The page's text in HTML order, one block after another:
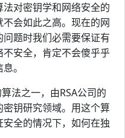
对密钥学和网络安全的
会如此之高。现在的网
题时我们必需要保证有
安全，肯定不会傻乎乎
。
法之一，由RSA公司的
钥研究领域。用这个算
全的情况下，如何在独